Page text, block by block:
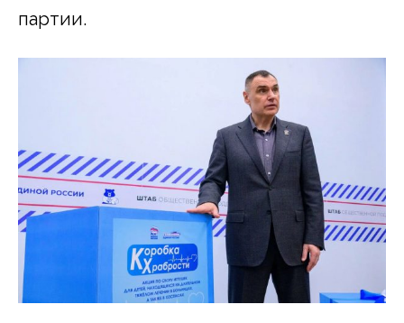
партии.